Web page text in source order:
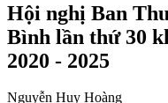
Hội nghị Ban
Bình lần thứ 30
2020 - 2025
Nguyễn Huy Hoàng